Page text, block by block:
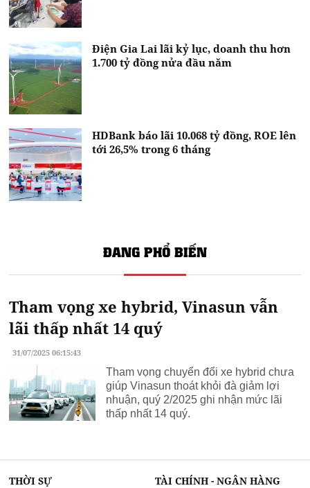
Điện Gia Lai lãi kỷ lục, doanh thu hơn
1.700 tỷ đồng nửa đầu năm
HDBank báo lãi 10.068 tỷ đồng, ROE lên
tới 26,5% trong 6 tháng
ĐANG PHỔ BIẾN
Tham vọng xe hybrid, Vinasun vẫn
lãi thấp nhất 14 quý
31/07/2025 06:15:43
Tham vọng chuyển đổi xe hybrid chưa
giúp Vinasun thoát khỏi đà giảm lợi
nhuận, quý 2/2025 ghi nhận mức lãi
thấp nhất 14 quý.
THỜI SỰ TÀI CHÍNH - NGÂN HÀNG